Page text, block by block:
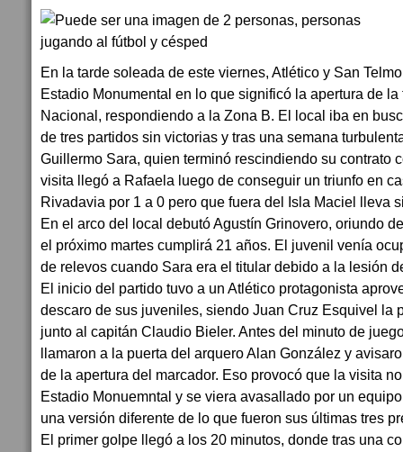
En la tarde soleada de este viernes, Atlético y San
Estadio Monumental en lo que significó la apertura de
Nacional, respondiendo a la Zona B. El local iba en
de tres partidos sin victorias y tras una semana
Guillermo Sara, quien terminó rescindiendo su contrato
visita llegó a Rafaela luego de conseguir un triunfo en
Rivadavia por 1 a 0 pero que fuera del Isla Maciel lleva
En el arco del local debutó Agustín Grinovero, oriundo
el próximo martes cumplirá 21 años. El juvenil venía
de relevos cuando Sara era el titular debido a la lesión
El inicio del partido tuvo a un Atlético protagonista
descaro de sus juveniles, siendo Juan Cruz Esquivel la
junto al capitán Claudio Bieler. Antes del minuto de
llamaron a la puerta del arquero Alan González y
de la apertura del marcador. Eso provocó que la visita
Estadio Monuemntal y se viera avasallado por un
una versión diferente de lo que fueron sus últimas tres
El primer golpe llegó a los 20 minutos, donde tras una